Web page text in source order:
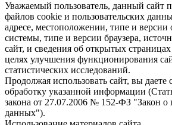
Уважаемый пользователь, данный сайт
файлов cookie и пользовательских
адресе, местоположении, типе и версии
системы, типе и версии браузера,
сайт, и сведения об открытых страницах
целях улучшения функционирования
статистических исследований.
Продолжая использовать сайт, вы даете
обработку указанной информации
закона от 27.07.2006 № 152-ФЗ "Закон о
данных").